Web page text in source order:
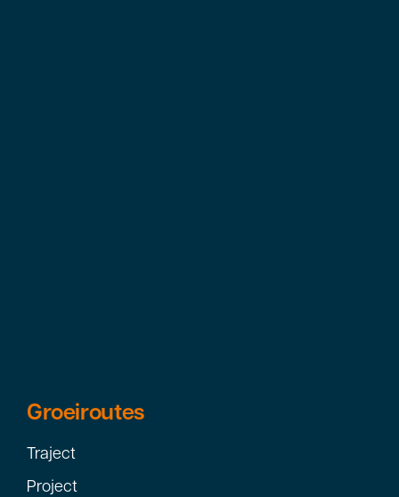
Groeiroutes
Traject
Project